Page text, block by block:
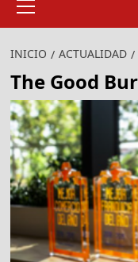
primario
INICIO ACTUALIDAD
The Good